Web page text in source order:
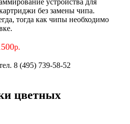
без замены чипа.
тогда как чипы необходимо
р.
8 (495) 739-58-52
цветных